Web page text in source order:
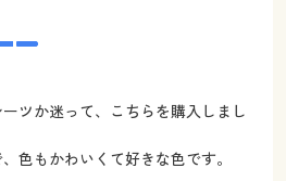
ツか迷って、こちらを購入しまし
色もかわいくて好きな色です。